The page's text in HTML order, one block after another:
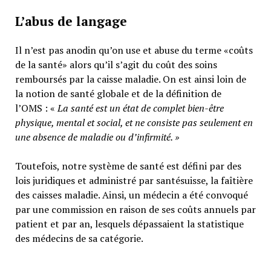
L’abus de langage
Il n’est pas anodin qu’on use et abuse du terme «coûts
de la santé» alors qu’il s’agit du coût des soins
remboursés par la caisse maladie. On est ainsi loin de
la notion de santé globale et de la définition de
l’OMS : «La santé est un état de complet bien-être
physique, mental et social, et ne consiste pas seulement en
une absence de maladie ou d’infirmité.»
Toutefois, notre système de santé est défini par des
lois juridiques et administré par santésuisse, la faîtière
des caisses maladie. Ainsi, un médecin a été convoqué
par une commission en raison de ses coûts annuels par
patient et par an, lesquels dépassaient la statistique
des médecins de sa catégorie.